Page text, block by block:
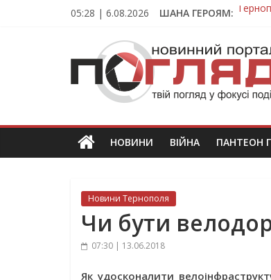
05:28 | 6.08.2026 ШАНА ГЕРОЯМ:
Під
На
ПОГЛЯД
Новини
Тернополя.
новини
та
НОВИНИ ВІЙНА ПАНТЕОН
Новини Тернополя
Чи бути
07:30 | 13.06.2018
Як удосконалити